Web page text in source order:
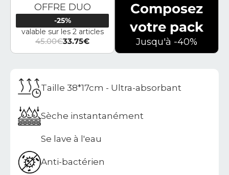
OFFRE DUO
-25%
valable sur les 2 articles
45.00€
Le prix initial était : 45.00€.
33.75€
Le prix actuel est : 33.75€.
Composez
votre pack
Jusqu'à -40%
Taille 38*17cm - Ultra-absorbant
Sèche instantanément
Se lave à l'eau
Anti-bactérien